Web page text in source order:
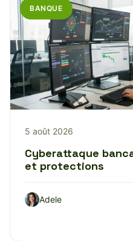
BANQUE
5 août 2026
Cyberattaque
et protections
Adele